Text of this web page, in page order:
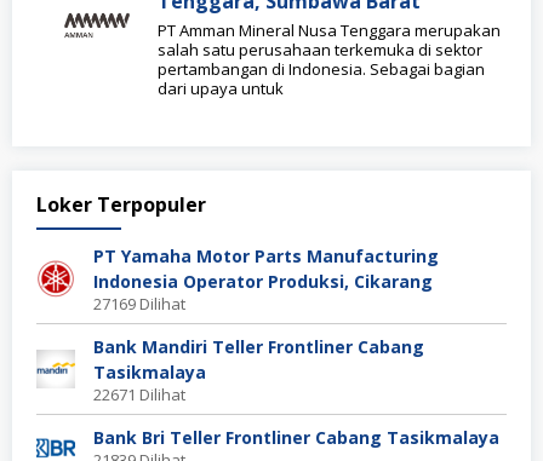
PT Amman Mineral Nusa Tenggara merupakan
salah satu perusahaan terkemuka di sektor
pertambangan di Indonesia. Sebagai bagian
dari upaya untuk
Loker Terpopuler
PT Yamaha Motor Parts Manufacturing
Indonesia Operator Produksi, Cikarang
27169 Dilihat
Bank Mandiri Teller Frontliner Cabang
Tasikmalaya
22671 Dilihat
Bank Bri Teller Frontliner Cabang Tasikmalaya